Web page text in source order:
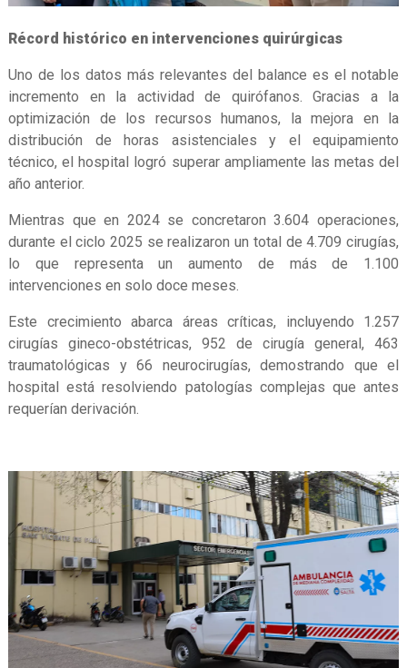
Récord histórico en intervenciones quirúrgicas
Uno de los datos más relevantes del balance es el notable
incremento en la actividad de quirófanos. Gracias a la
optimización de los recursos humanos, la mejora en la
distribución de horas asistenciales y el equipamiento
técnico, el hospital logró superar ampliamente las metas del
año anterior.
Mientras que en 2024 se concretaron 3.604 operaciones,
durante el ciclo 2025 se realizaron un total de 4.709 cirugías,
lo que representa un aumento de más de 1.100
intervenciones en solo doce meses.
Este crecimiento abarca áreas críticas, incluyendo 1.257
cirugías gineco-obstétricas, 952 de cirugía general, 463
traumatológicas y 66 neurocirugías, demostrando que el
hospital está resolviendo patologías complejas que antes
requerían derivación.